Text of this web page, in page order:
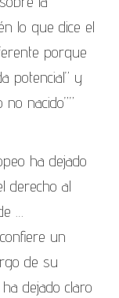
lo que dice el
porque
potencial” y
nacido””
ha dejado
derecho al
…
un
de su
dejado claro